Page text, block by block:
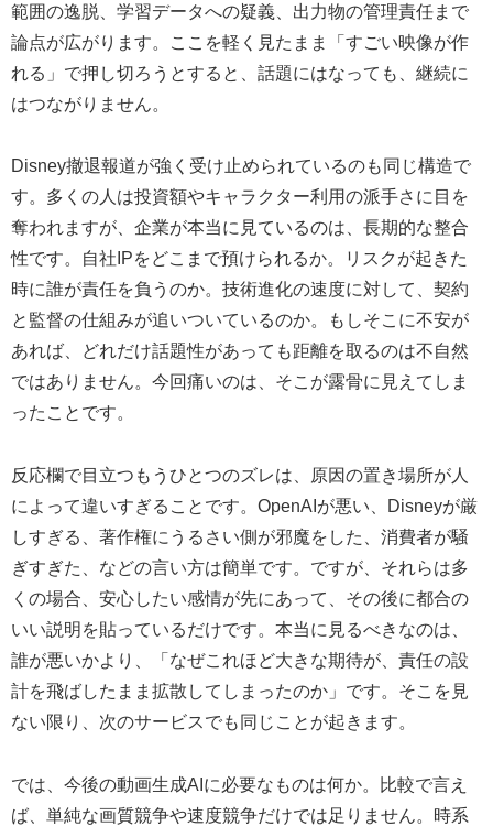
範囲の逸脱、学習データへの疑義、出力物の管理責任まで
論点が広がります。ここを軽く見たまま「すごい映像が作
れる」で押し切ろうとすると、話題にはなっても、継続に
はつながりません。
Disney撤退報道が強く受け止められているのも同じ構造で
す。多くの人は投資額やキャラクター利用の派手さに目を
奪われますが、企業が本当に見ているのは、長期的な整合
性です。自社IPをどこまで預けられるか。リスクが起きた
時に誰が責任を負うのか。技術進化の速度に対して、契約
と監督の仕組みが追いついているのか。もしそこに不安が
あれば、どれだけ話題性があっても距離を取るのは不自然
ではありません。今回痛いのは、そこが露骨に見えてしま
ったことです。
反応欄で目立つもうひとつのズレは、原因の置き場所が人
によって違いすぎることです。OpenAIが悪い、Disneyが厳
しすぎる、著作権にうるさい側が邪魔をした、消費者が騒
ぎすぎた、などの言い方は簡単です。ですが、それらは多
くの場合、安心したい感情が先にあって、その後に都合の
いい説明を貼っているだけです。本当に見るべきなのは、
誰が悪いかより、「なぜこれほど大きな期待が、責任の設
計を飛ばしたまま拡散してしまったのか」です。そこを見
ない限り、次のサービスでも同じことが起きます。
では、今後の動画生成AIに必要なものは何か。比較で言え
ば、単純な画質競争や速度競争だけでは足りません。時系